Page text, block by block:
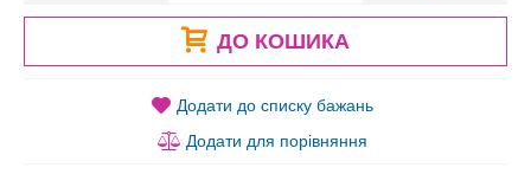
ДО КОШИКА
Додати до списку бажань
Додати для порівняння